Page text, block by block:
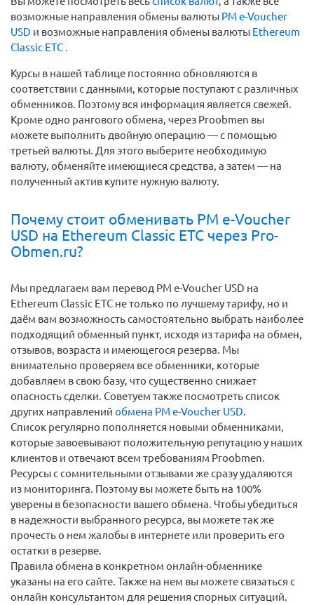
возможные направления обмены валюты PM e-Voucher
USD и возможные направления обмены валюты Ethereum
Classic ETC .
Курсы в нашей таблице постоянно обновляются в
соответствии с данными, которые поступают с различных
обменников. Поэтому вся информация является свежей.
Кроме одно рангового обмена, через Proobmen вы
можете выполнить двойную операцию — с помощью
третьей валюты. Для этого выберите необходимую
валюту, обменяйте имеющиеся средства, а затем — на
полученный актив купите нужную валюту.
Почему стоит обменивать PM e-Voucher
USD на Ethereum Classic ETC через Pro-
Obmen.ru?
Мы предлагаем вам перевод PM e-Voucher USD на
Ethereum Classic ETC не только по лучшему тарифу, но и
даём вам возможность самостоятельно выбрать наиболее
подходящий обменный пункт, исходя из тарифа на обмен,
отзывов, возраста и имеющегося резерва. Мы
внимательно проверяем все обменники, которые
добавляем в свою базу, что существенно снижает
опасность сделки. Советуем также посмотреть список
других направлений обмена PM e-Voucher USD.
Список регулярно пополняется новыми обменниками,
которые завоевывают положительную репутацию у наших
клиентов и отвечают всем требованиям Proobmen.
Ресурсы с сомнительными отзывами же сразу удаляются
из мониторинга. Поэтому вы можете быть на 100%
уверены в безопасности вашего обмена. Чтобы убедиться
в надежности выбранного ресурса, вы можете так же
прочесть о нем жалобы в интернете или проверить его
остатки в резерве.
Правила обмена в конкретном онлайн-обменнике
указаны на его сайте. Также на нем вы можете связаться с
онлайн консультантом для решения спорных ситуаций.